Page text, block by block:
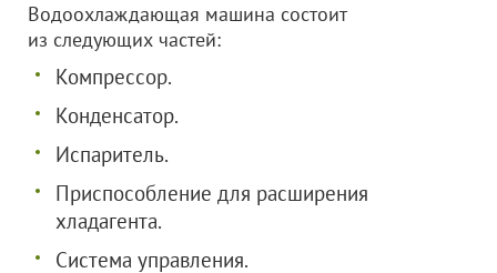
Водоохлаждающая машина состоит
из следующих частей:
Компрессор.
Конденсатор.
Испаритель.
Приспособление для расширения
хладагента.
Система управления.